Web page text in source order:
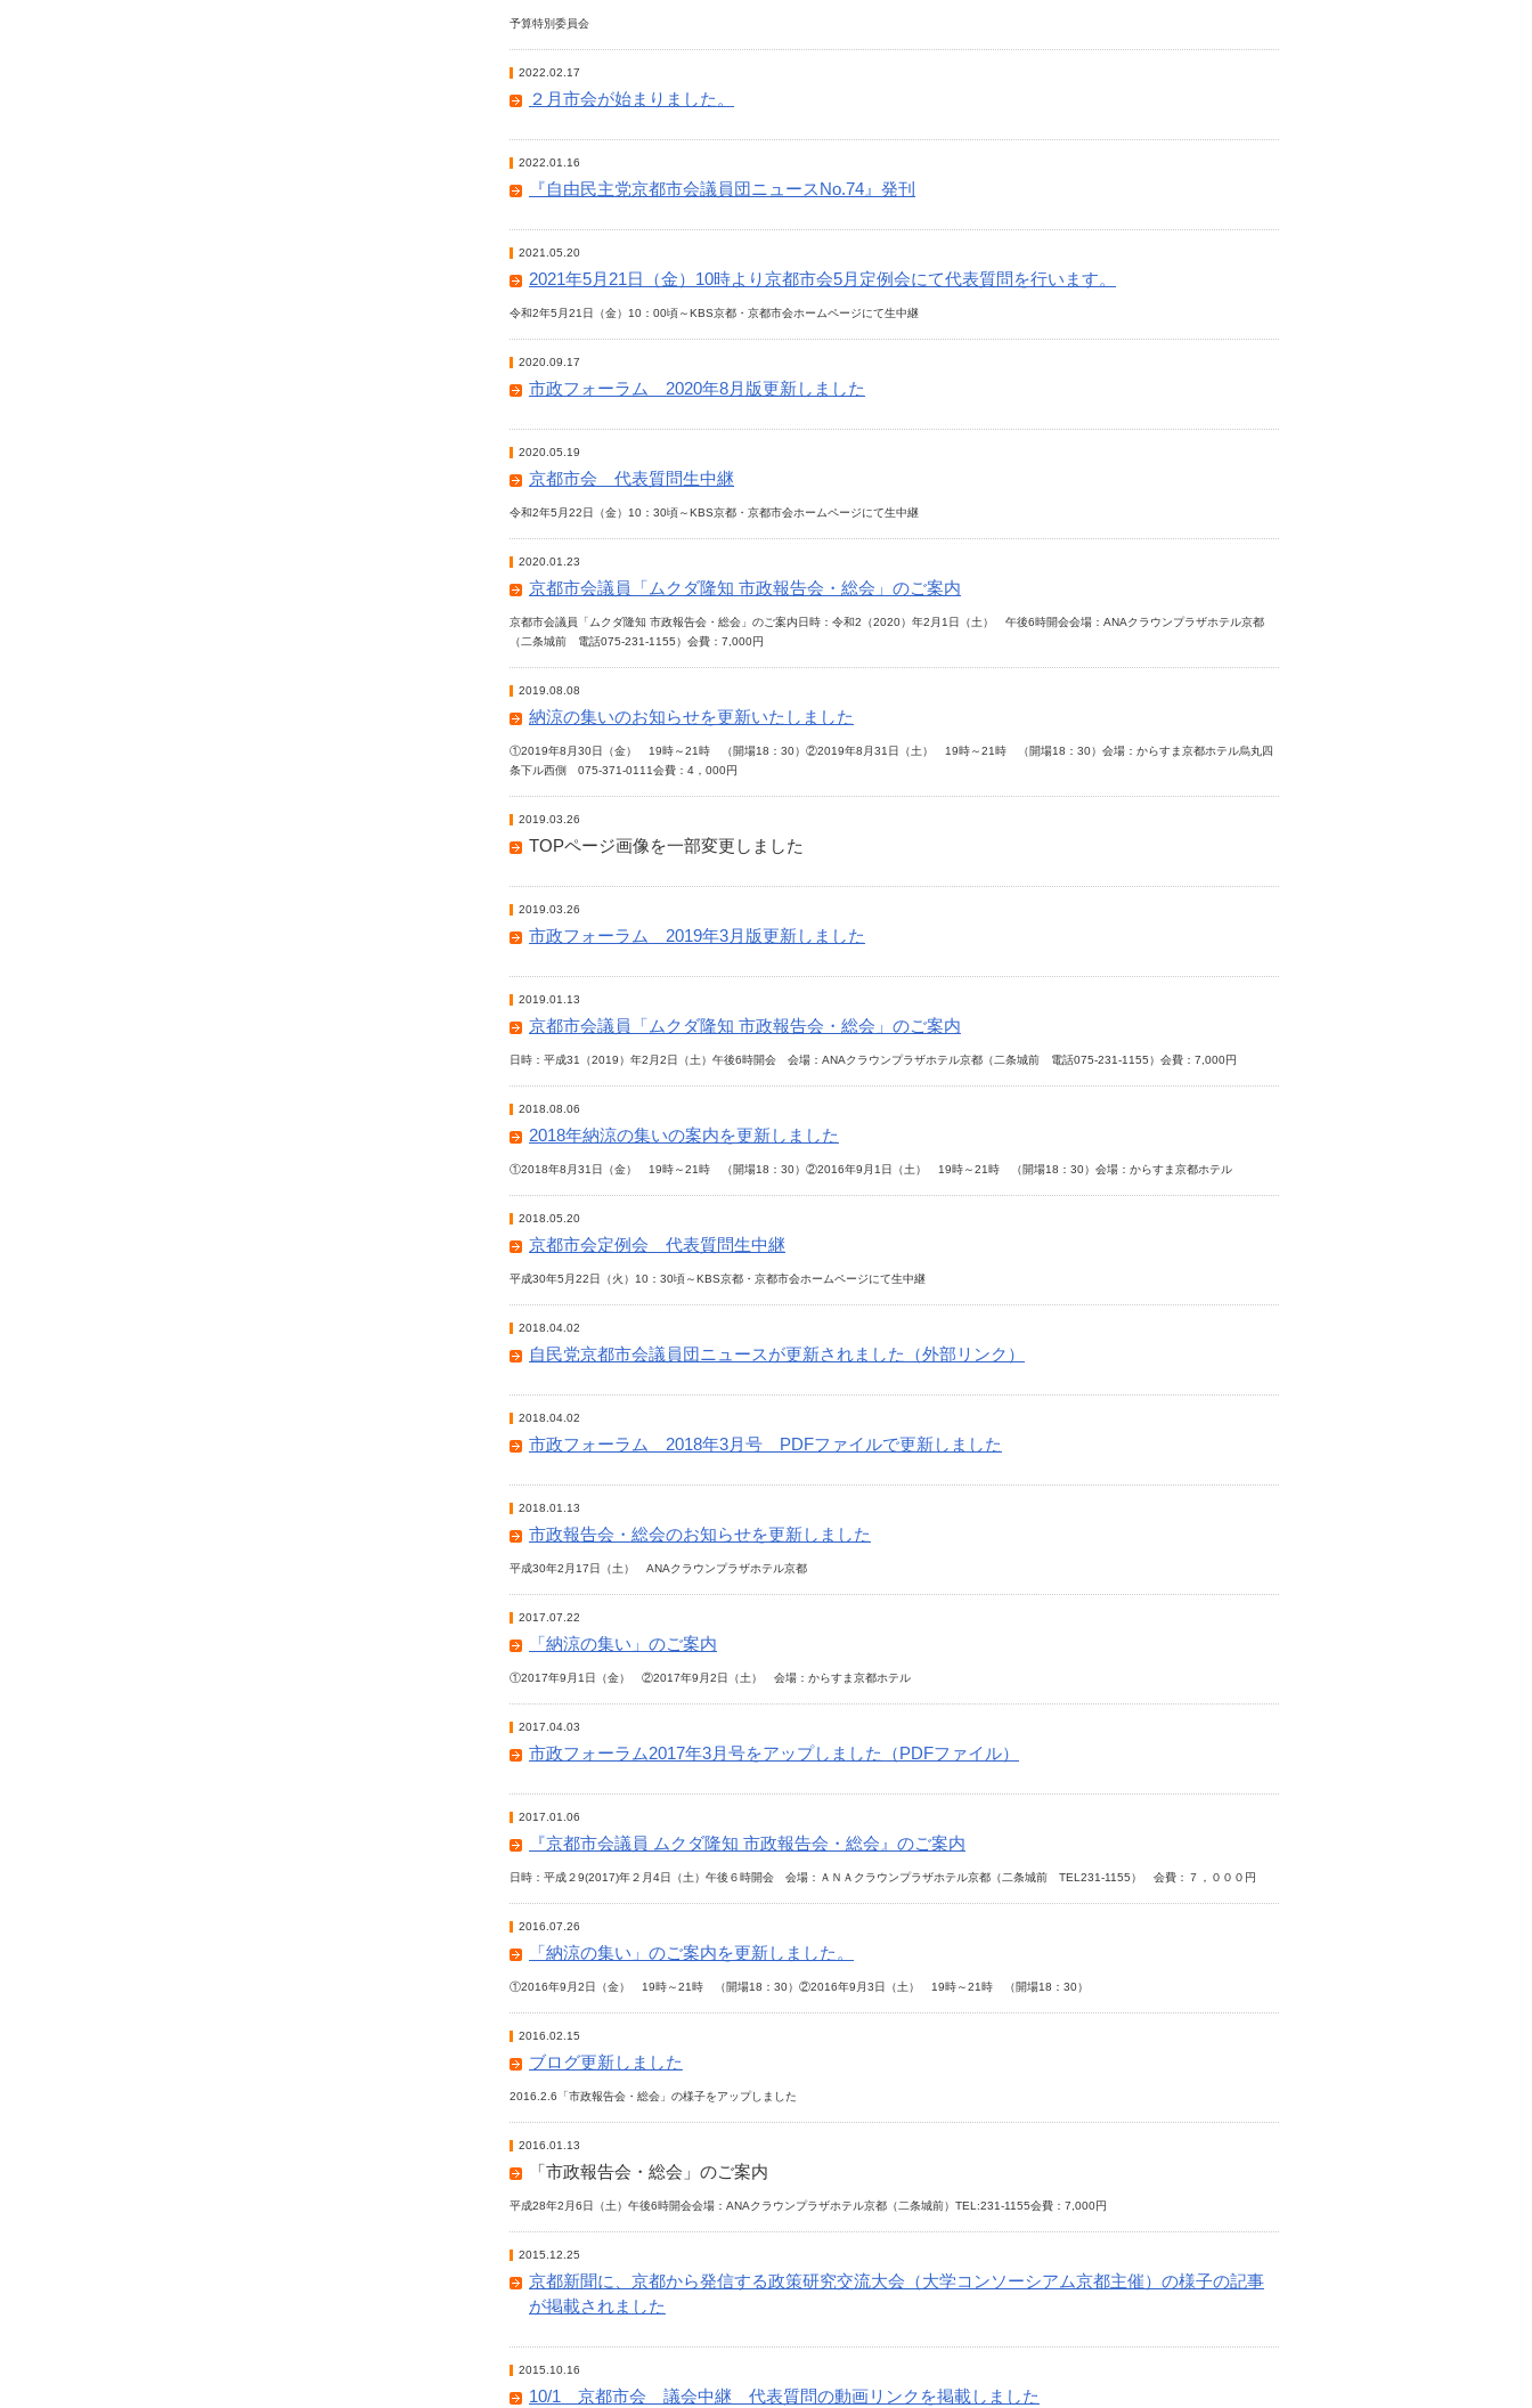
予算特別委員会
2022.02.17
２月市会が始まりました。
2022.01.16
『自由民主党京都市会議員団ニュースNo.74』発刊
2021.05.20
2021年5月21日（金）10時より京都市会5月定例会にて代表質問を行います。
令和2年5月21日（金）10：00頃～KBS京都・京都市会ホームページにて生中継
2020.09.17
市政フォーラム 2020年8月版更新しました
2020.05.19
京都市会 代表質問生中継
令和2年5月22日（金）10：30頃～KBS京都・京都市会ホームページにて生中継
2020.01.23
京都市会議員「ムクダ隆知 市政報告会・総会」のご案内
京都市会議員「ムクダ隆知 市政報告会・総会」のご案内日時：令和2（2020）年2月1日（土） 午後6時開会会場：ANAクラウンプラザホテル京都
（二条城前 電話075-231-1155）会費：7,000円
2019.08.08
納涼の集いのお知らせを更新いたしました
①2019年8月30日（金） 19時～21時 （開場18：30）②2019年8月31日（土） 19時～21時 （開場18：30）会場：からすま京都ホテル烏丸四
条下ル西側 075-371-0111会費：4，000円
2019.03.26
TOPページ画像を一部変更しました
2019.03.26
市政フォーラム 2019年3月版更新しました
2019.01.13
京都市会議員「ムクダ隆知 市政報告会・総会」のご案内
日時：平成31（2019）年2月2日（土）午後6時開会 会場：ANAクラウンプラザホテル京都（二条城前 電話075-231-1155）会費：7,000円
2018.08.06
2018年納涼の集いの案内を更新しました
①2018年8月31日（金） 19時～21時 （開場18：30）②2016年9月1日（土） 19時～21時 （開場18：30）会場：からすま京都ホテル
2018.05.20
京都市会定例会 代表質問生中継
平成30年5月22日（火）10：30頃～KBS京都・京都市会ホームページにて生中継
2018.04.02
自民党京都市会議員団ニュースが更新されました（外部リンク）
2018.04.02
市政フォーラム 2018年3月号 PDFファイルで更新しました
2018.01.13
市政報告会・総会のお知らせを更新しました
平成30年2月17日（土） ANAクラウンプラザホテル京都
2017.07.22
「納涼の集い」のご案内
①2017年9月1日（金） ②2017年9月2日（土） 会場：からすま京都ホテル
2017.04.03
市政フォーラム2017年3月号をアップしました（PDFファイル）
2017.01.06
『京都市会議員 ムクダ隆知 市政報告会・総会』のご案内
日時：平成２9(2017)年２月4日（土）午後６時開会 会場：ＡＮＡクラウンプラザホテル京都（二条城前 TEL231-1155） 会費：７，０００円
2016.07.26
「納涼の集い」のご案内を更新しました。
①2016年9月2日（金） 19時～21時 （開場18：30）②2016年9月3日（土） 19時～21時 （開場18：30）
2016.02.15
ブログ更新しました
2016.2.6「市政報告会・総会」の様子をアップしました
2016.01.13
「市政報告会・総会」のご案内
平成28年2月6日（土）午後6時開会会場：ANAクラウンプラザホテル京都（二条城前）TEL:231-1155会費：7,000円
2015.12.25
京都新聞に、京都から発信する政策研究交流大会（大学コンソーシアム京都主催）の様子の記事
が掲載されました
2015.10.16
10/1 京都市会 議会中継 代表質問の動画リンクを掲載しました